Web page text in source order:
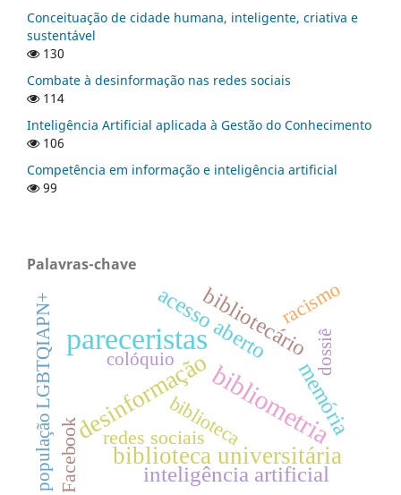
Conceituação de cidade humana, inteligente, criativa e
sustentável
130
Combate à desinformação nas redes sociais
114
Inteligência Artificial aplicada à Gestão do Conhecimento
106
Competência em informação e inteligência artificial
99
Palavras-chave
pareceristas
bibliometria
desinformação
biblioteca universitária
acesso aberto
inteligência artificial
bibliotecário
memória
Facebook
racismo
biblioteca
redes sociais
dossiê
colóquio
população LGBTQIAPN+